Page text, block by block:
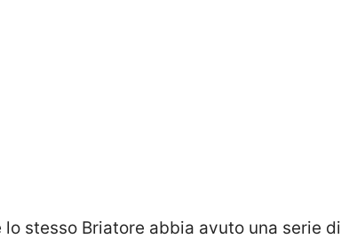
stesso Briatore abbia avuto una serie di